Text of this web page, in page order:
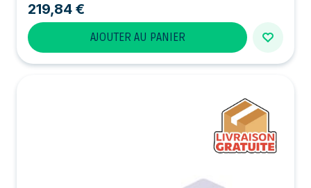
219,84 €
AJOUTER AU PANIER